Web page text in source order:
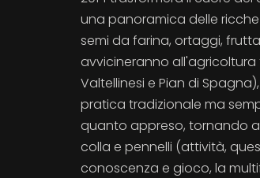
una panoramica delle
semi da farina, ortaggi,
avvicineranno
Valtellinesi e Pian di
pratica tradizionale ma
quanto appreso, tornando
colla e pennelli (attività,
conoscenza e gioco, la